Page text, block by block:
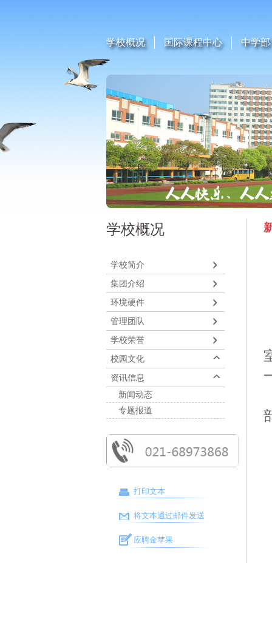
学校概况 国际课程中心 中学部
学校概况
学校简介
集团介绍
环境硬件
管理团队
学校荣誉
校园文化
资讯信息
新闻动态
专题报道
打印文本
将文本通过邮件发送
应聘金苹果